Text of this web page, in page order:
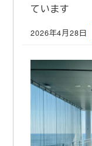
ています
投稿日
2026年4月28日